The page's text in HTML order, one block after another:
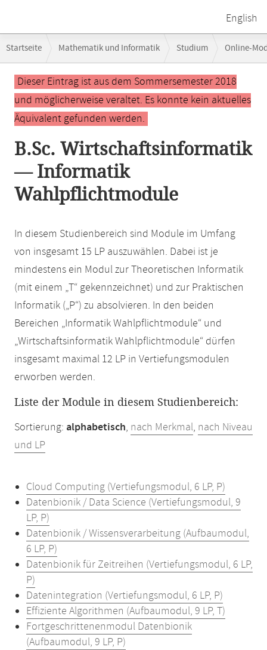
English
Navigation
Startseite Mathematik und Informatik Studium Online-
Hauptinhalt
Dieser Eintrag ist aus dem Sommersemester 2018
und möglicherweise veraltet. Es konnte kein aktuelles
Äquivalent gefunden werden.
B.Sc. Wirtschaftsinformatik
— Informatik
Wahlpflichtmodule
In diesem Studienbereich sind Module im Umfang
von insgesamt 15 LP auszuwählen. Dabei ist je
mindestens ein Modul zur Theoretischen Informatik
(mit einem „T“ gekennzeichnet) und zur Praktischen
Informatik („P“) zu absolvieren. In den beiden
Bereichen „Informatik Wahlpflichtmodule“ und
„Wirtschaftsinformatik Wahlpflichtmodule“ dürfen
insgesamt maximal 12 LP in Vertiefungsmodulen
erworben werden.
Liste der Module in diesem Studienbereich:
Sortierung: alphabetisch, nach Merkmal, nach Niveau
und LP
Cloud Computing (Vertiefungsmodul, 6 LP, P)
Datenbionik / Data Science (Vertiefungsmodul, 9
LP, P)
Datenbionik / Wissensverarbeitung (Aufbaumodul,
6 LP, P)
Datenbionik für Zeitreihen (Vertiefungsmodul, 6 LP,
P)
Datenintegration (Vertiefungsmodul, 6 LP, P)
Effiziente Algorithmen (Aufbaumodul, 9 LP, T)
Fortgeschrittenenmodul Datenbionik
(Aufbaumodul, 9 LP, P)